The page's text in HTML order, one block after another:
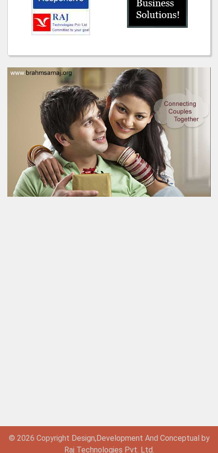
© 2026 Copyright Design,Development And Conceptual by
Raj Technologies Pvt. Ltd.